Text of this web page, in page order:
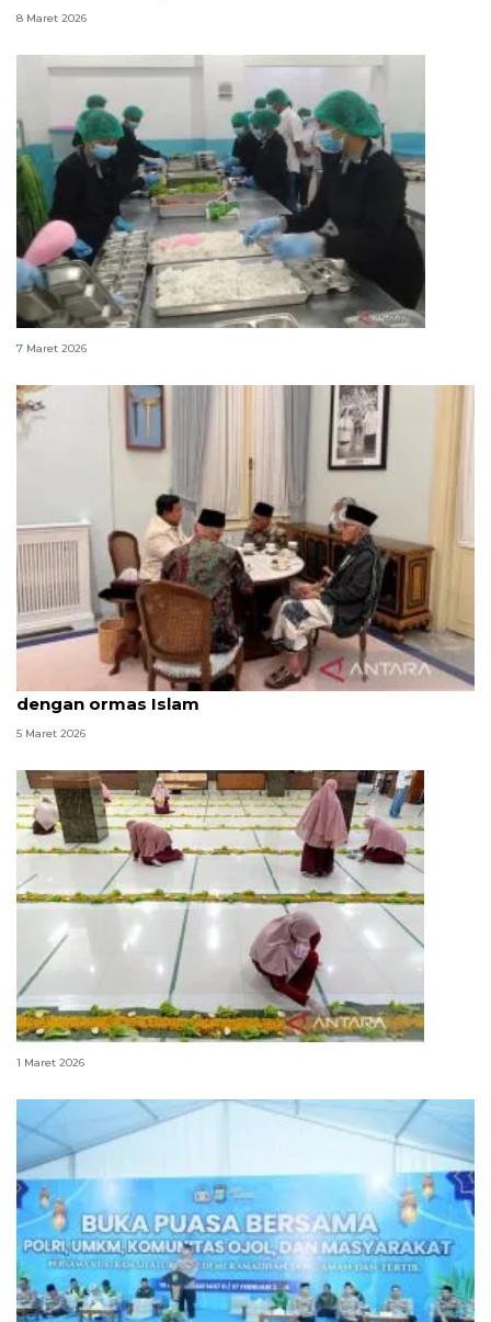
8 Maret 2026
Pemkab Gianyar buka nomor pengaduan THR
7 Maret 2026
Prabowo bahas eskalasi di Teluk saat buka puasa
dengan ormas Islam
5 Maret 2026
Menilik tradisi megibung saat Ramadan di Bali
1 Maret 2026